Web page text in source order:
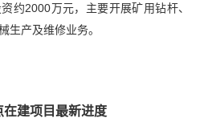
约2000万元，主要开展矿用钻杆、
生产及维修业务。
在建项目最新进度